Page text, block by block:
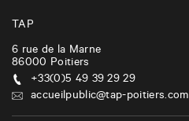
TAP
6 rue de la Marne
86000 Poitiers
+33(0)5 49 39 29 29
accueilpublic@tap-poitiers.com